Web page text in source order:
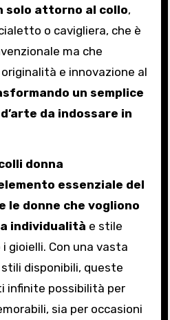
solo attorno al collo,
o cavigliera, che è
ma che
e innovazione al
un semplice
da indossare in
donna
essenziale del
donne che vogliono
individualità e stile
gioielli. Con una vasta
disponibili, queste
infinite possibilità per
sia per occasioni